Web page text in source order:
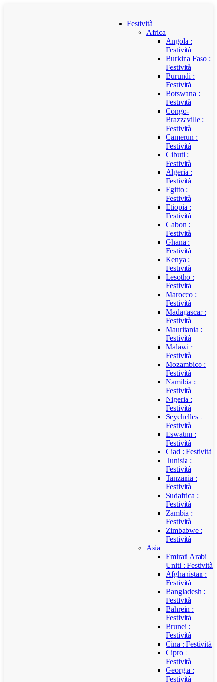
Festività
Africa
Angola :
Festività
Burkina Faso :
Festività
Burundi :
Festività
Botswana :
Festività
Congo-
Brazzaville :
Festività
Camerun :
Festività
Gibuti :
Festività
Algeria :
Festività
Egitto :
Festività
Etiopia :
Festività
Gabon :
Festività
Ghana :
Festività
Kenya :
Festività
Lesotho :
Festività
Marocco :
Festività
Madagascar :
Festività
Mauritania :
Festività
Malawi :
Festività
Mozambico :
Festività
Namibia :
Festività
Nigeria :
Festività
Seychelles :
Festività
Eswatini :
Festività
Ciad : Festività
Tunisia :
Festività
Tanzania :
Festività
Sudafrica :
Festività
Zambia :
Festività
Zimbabwe :
Festività
Asia
Emirati Arabi
Uniti : Festività
Afghanistan :
Festività
Bangladesh :
Festività
Bahrein :
Festività
Brunei :
Festività
Cina : Festività
Cipro :
Festività
Georgia :
Festività